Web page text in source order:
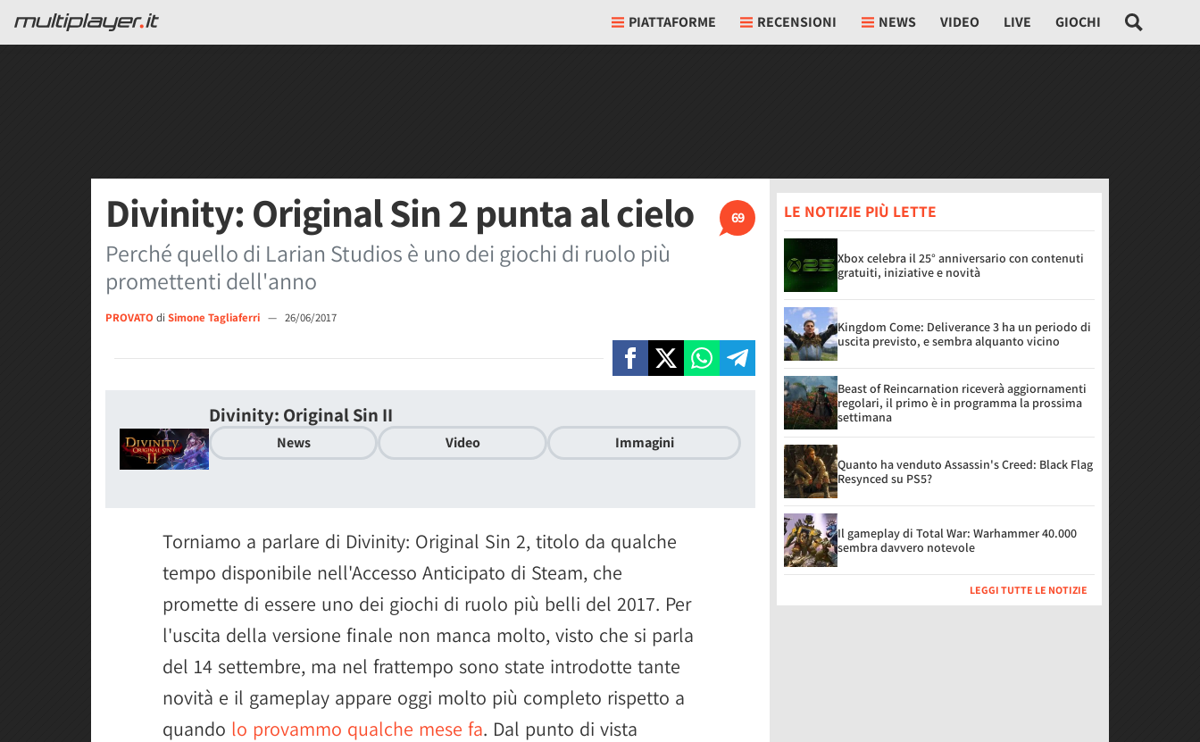
PIATTAFORME RECENSIONI NEWS VIDEO LIVE GIOCHI
69
Divinity: Original Sin 2 punta al cielo
Perché quello di Larian Studios è uno dei giochi di ruolo più
promettenti dell'anno
PROVATO di Simone Tagliaferri — 26/06/2017
Divinity: Original Sin II
News Video Immagini
Torniamo a parlare di Divinity: Original Sin 2, titolo da qualche
tempo disponibile nell'Accesso Anticipato di Steam, che
promette di essere uno dei giochi di ruolo più belli del 2017. Per
l'uscita della versione finale non manca molto, visto che si parla
del 14 settembre, ma nel frattempo sono state introdotte tante
novità e il gameplay appare oggi molto più completo rispetto a
quando lo provammo qualche mese fa. Dal punto di vista
LE NOTIZIE PIÙ LETTE
Xbox celebra il 25° anniversario con contenuti
gratuiti, iniziative e novità
Kingdom Come: Deliverance 3 ha un periodo di
uscita previsto, e sembra alquanto vicino
Beast of Reincarnation riceverà aggiornamenti
regolari, il primo è in programma la prossima
settimana
Quanto ha venduto Assassin's Creed: Black Flag
Resynced su PS5?
Il gameplay di Total War: Warhammer 40.000
sembra davvero notevole
LEGGI TUTTE LE NOTIZIE